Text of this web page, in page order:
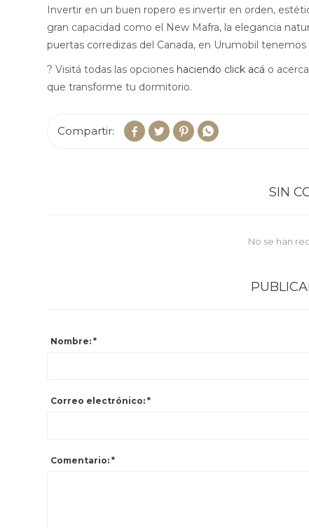
Invertir en un buen ropero es invertir en orden,
gran capacidad como el New Mafra, la elegancia
puertas corredizas del Canada, en Urumobil
? Visitá todas las opciones haciendo click acá o
que transforme tu dormitorio.
   
SIN
No se han
Nombre: *
Correo electrónico: *
Comentario: *